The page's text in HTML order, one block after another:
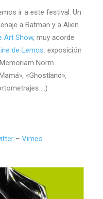
ir a este festival. Un
a Batman y a Alien
Art Show, muy acorde
de Lemos: exposición
Norm
«Ghostland»,
…)
– Vimeo